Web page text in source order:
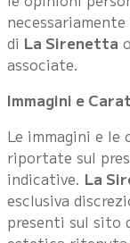
di La Sirenetta
associate.
Immagini e
Le immagini e
riportate sul
indicative. La
esclusiva
presenti sul sito